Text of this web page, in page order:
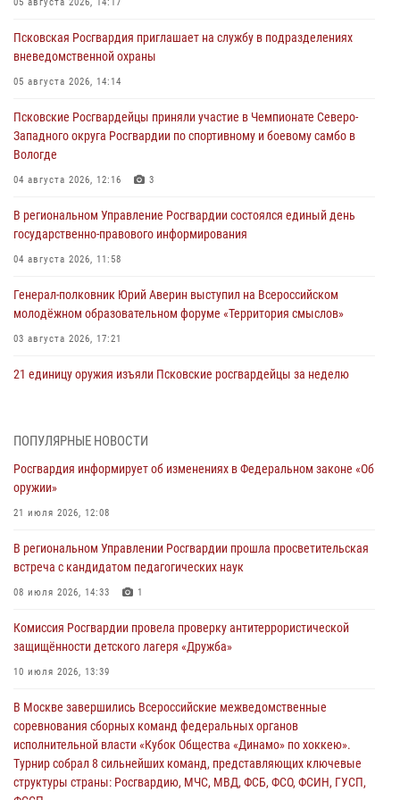
05 августа 2026, 14:17
Псковская Росгвардия приглашает на службу в подразделениях
вневедомственной охраны
05 августа 2026, 14:14
Псковские Росгвардейцы приняли участие в Чемпионате Северо-
Западного округа Росгвардии по спортивному и боевому самбо в
Вологде
04 августа 2026, 12:16 3
В региональном Управление Росгвардии состоялся единый день
государственно-правового информирования
04 августа 2026, 11:58
Генерал-полковник Юрий Аверин выступил на Всероссийском
молодёжном образовательном форуме «Территория смыслов»
03 августа 2026, 17:21
21 единицу оружия изъяли Псковские росгвардейцы за неделю
Росгвардейцы принимают участие в обеспечении общественной
02 августа 2026, 13:28
За минувшие сутки Псковские росгвардейцы выезжали два раза на
31 июля 2026, 13:53
В Санкт-Петербурге прошел окружной этап ежегодного
сотрудников вневедомственной охраны Росгвардии, Псковские
Росгвардейцы одержали победу
30 июля 2026, 05:10
Псковская Росгвардия приглашает на службу в подразделениях
вневедомственной охраны
ПОПУЛЯРНЫЕ НОВОСТИ
Росгвардия информирует об изменениях в Федеральном законе «Об
оружии»
21 июля 2026, 12:08
В региональном Управлении Росгвардии прошла просветительская
встреча с кандидатом педагогических наук
08 июля 2026, 14:33 1
Комиссия Росгвардии провела проверку антитеррористической
защищённости детского лагеря «Дружба»
10 июля 2026, 13:39
В Москве завершились Всероссийские межведомственные
соревнования сборных команд федеральных органов
исполнительной власти «Кубок Общества «Динамо» по хоккею».
Турнир собрал 8 сильнейших команд, представляющих ключевые
структуры страны: Росгвардию, МЧС, МВД, ФСБ, ФСО, ФСИН, ГУСП,